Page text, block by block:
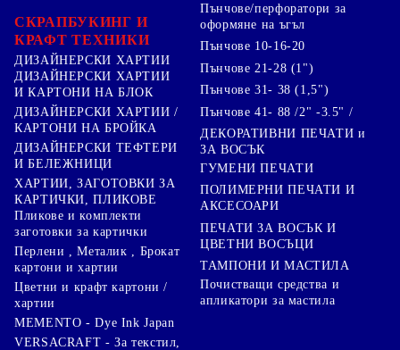
СКРАПБУКИНГ И
КРАФТ ТЕХНИКИ
ДИЗАЙНЕРСКИ ХАРТИИ
ДИЗАЙНЕРСКИ ХАРТИИ
И КАРТОНИ НА БЛОК
ДИЗАЙНЕРСКИ ХАРТИИ /
КАРТОНИ НА БРОЙКА
ДИЗАЙНЕРСКИ ТЕФТЕРИ
И БЕЛЕЖНИЦИ
ХАРТИИ, ЗАГОТОВКИ ЗА
КАРТИЧКИ, ПЛИКОВЕ
Пликове и комплекти
заготовки за картички
Перлени , Металик , Брокат
картони и хартии
Цветни и крафт картони /
хартии
Пънчове/перфоратори за
оформяне на ъгъл
Пънчове 10-16-20
Пънчове 21-28 (1")
Пънчове 31- 38 (1,5")
Пънчове 41- 88 /2" -3.5" /
ДЕКОРАТИВНИ ПЕЧАТИ и
ЗА ВОСЪК
ГУМЕНИ ПЕЧАТИ
ПОЛИМЕРНИ ПЕЧАТИ И
АКСЕСОАРИ
ПЕЧАТИ ЗА ВОСЪК И
ЦВЕТНИ ВОСЪЦИ
ТАМПОНИ И МАСТИЛА
Почистващи средства и
апликатори за мастила
MEMENTO - Dye Ink Japan
VERSACRAFT - За текстил,